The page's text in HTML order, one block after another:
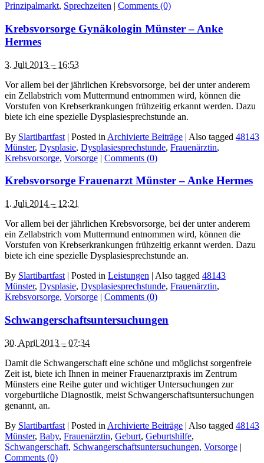
Prinzipalmarkt, Sprechzeiten | Comments (0)
Krebsvorsorge Gynäkologin Münster – Anke
Hermes
3. Juli 2013 – 16:53
Vor allem bei der jährlichen Krebsvorsorge, bei der unter anderem
ein Zellabstrich vom Muttermund entnommen wird, können die
Vorstufen von Krebserkrankungen frühzeitig erkannt werden. Dazu
biete ich eine spezielle Dysplasiesprechstunde an.
By Slartibartfast | Posted in Archivierte Beiträge | Also tagged 48143
Münster, Dysplasie, Dysplasiesprechstunde, Frauenärztin,
Krebsvorsorge, Vorsorge | Comments (0)
Krebsvorsorge Frauenarzt Münster – Anke Hermes
1. Juli 2014 – 12:21
Vor allem bei der jährlichen Krebsvorsorge, bei der unter anderem
ein Zellabstrich vom Muttermund entnommen wird, können die
Vorstufen von Krebserkrankungen frühzeitig erkannt werden. Dazu
biete ich eine spezielle Dysplasiesprechstunde an.
By Slartibartfast | Posted in Leistungen | Also tagged 48143
Münster, Dysplasie, Dysplasiesprechstunde, Frauenärztin,
Krebsvorsorge, Vorsorge | Comments (0)
Schwangerschaftsuntersuchungen
30. April 2013 – 07:34
Damit die Schwangerschaft eine schöne und möglichst sorgenfreie
Zeit ist, biete ich Ihnen in meiner Frauenarztpraxis im Zentrum
Münsters eine Reihe guter und wichtiger Untersuchungen zur
vorgeburtliche Diagnostik, meist Schwangerschaftsuntersuchungen
genannt, an.
By Slartibartfast | Posted in Archivierte Beiträge | Also tagged 48143
Münster, Baby, Frauenärztin, Geburt, Geburtshilfe,
Schwangerschaft, Schwangerschaftsuntersuchungen, Vorsorge |
Comments (0)